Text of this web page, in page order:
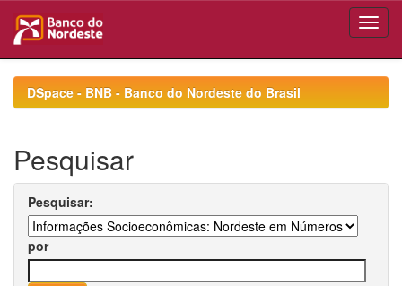
navigationDSpace - BNB - Banco do Nordeste do Brasil
Pesquisar
Pesquisar:
por